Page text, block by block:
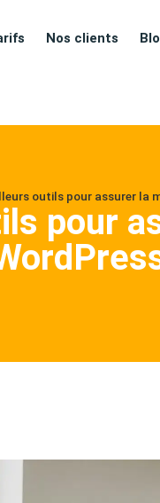
Nos clients
outils pour assurer la
pour